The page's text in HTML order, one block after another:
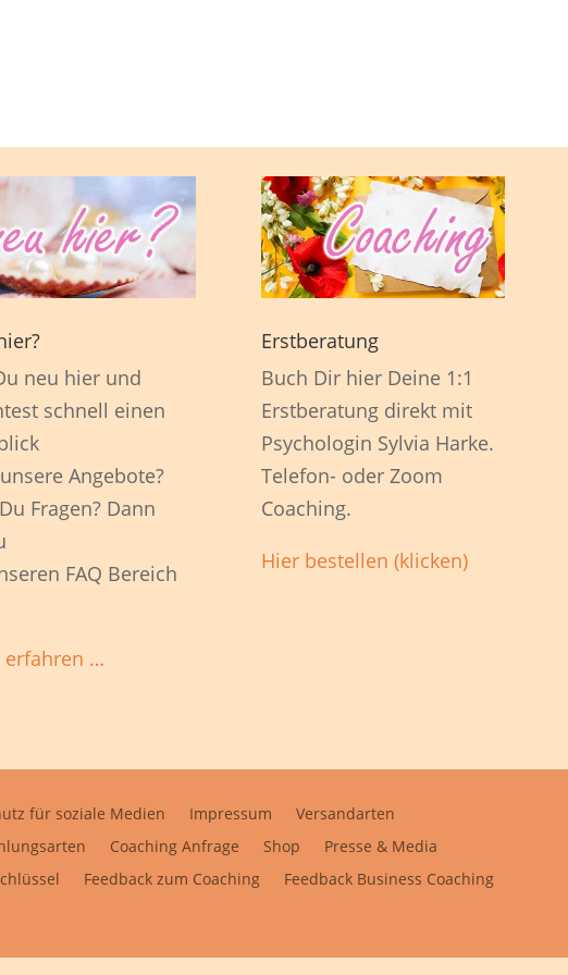
neu hier und
schnell einen
Angebote?
Fragen? Dann
FAQ Bereich
erfahren …
Erstberatung
Buch Dir hier Deine 1:1
Erstberatung direkt mit
Psychologin Sylvia Harke.
Telefon- oder Zoom
Coaching.
Hier bestellen (klicken)
für soziale Medien Impressum
Versandarten
Coaching Anfrage Shop
Presse & Media
Feedback zum Coaching
Feedback Business Coaching